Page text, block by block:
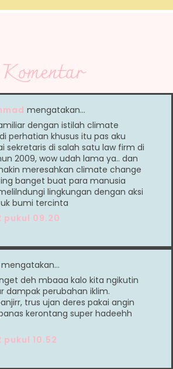
Komentar
mengatakan…
dengan istilah climate
perhatian khusus itu pas aku
sekretaris di salah satu law firm di
2009, wow udah lama ya.. dan
meresahkan climate change
banget buat para manusia
lingkungan dengan aksi
bumi tercinta
pukul 09.20
mengatakan…
deh mbaaa kalo kita ngikutin
dampak perubahan iklim.
trus ujan deres pakai angin
kerontang super hadeehh
pukul 10.52